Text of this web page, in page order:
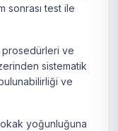
sonrası test ile
prosedürleri ve
sistematik
ve
yoğunluğuna